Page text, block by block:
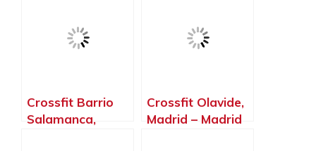
Crossfit Barrio
Salamanca,
Crossfit Olavide,
Madrid – Madrid